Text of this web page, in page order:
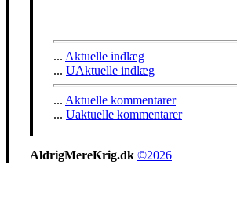
... Aktuelle indlæg
... UAktuelle indlæg
... Aktuelle kommentarer
... Uaktuelle kommentarer
AldrigMereKrig.dk ©2026